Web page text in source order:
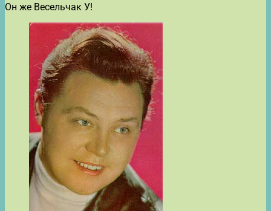
Он же Весельчак У!